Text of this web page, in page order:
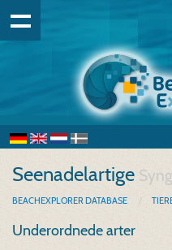
Seenadelartige
BEACHEXPLORER DATABASE
Underordnede arter